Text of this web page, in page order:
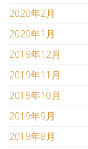
2020年2月
2020年1月
2019年12月
2019年11月
2019年10月
2019年9月
2019年8月